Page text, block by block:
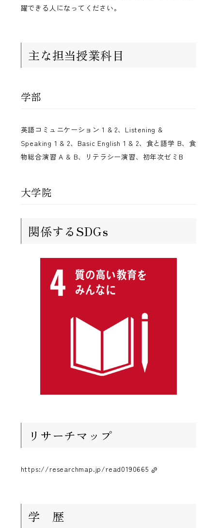
躍できる人になってください。
主な担当授業科目
学部
英語コミュニケーション 1 & 2、Listening &
Speaking 1 & 2、Basic English 1 & 2、食と語学 B、食
物総合演習 A & B、リテラシー演習、初年次ゼミB
大学院
関係するSDGs
リサーチマップ
https://researchmap.jp/read0190665
学 歴